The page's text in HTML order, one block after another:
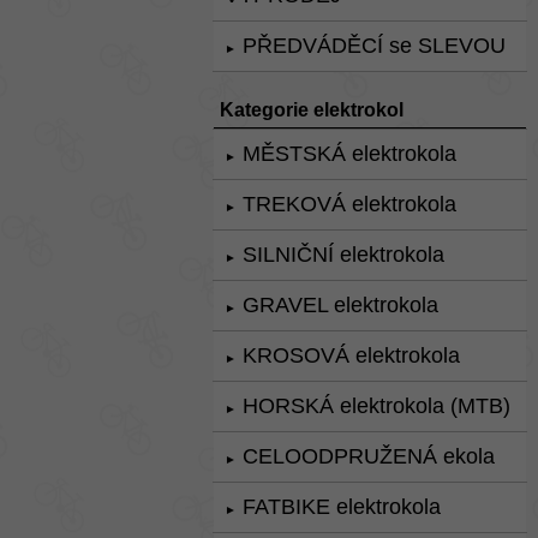
► PŘEDVÁDĚCÍ se SLEVOU
Kategorie elektrokol
► MĚSTSKÁ elektrokola
► TREKOVÁ elektrokola
► SILNIČNÍ elektrokola
► GRAVEL elektrokola
► KROSOVÁ elektrokola
► HORSKÁ elektrokola (MTB)
► CELOODPRUŽENÁ ekola
► FATBIKE elektrokola